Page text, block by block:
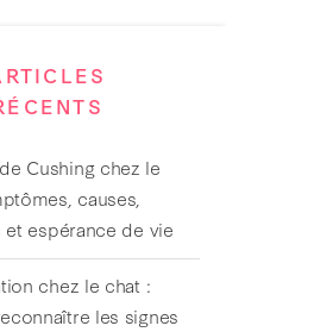
Cushing chez le
causes,
et espérance de vie
chez le chat :
les signes